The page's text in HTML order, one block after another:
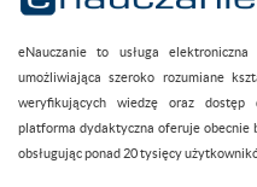
eNauczanie to usługa
umożliwiająca szeroko rozumiane
weryfikujących wiedzę oraz dostęp
platforma dydaktyczna oferuje obecnie
obsługując ponad 20 tysięcy